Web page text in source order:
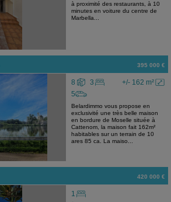
à proximité des restaurants, à 10
minutes en voiture du centre de
Marbella...
395 000 €
+/- 162 m²
8
3
5
Belardimmo vous propose en
exclusivité une très belle maison
en bordure de Moselle située à
Cattenom, la maison fait 162m²
habitables sur un terrain de 10
ares 85 ca. La maiso...
420 000 €
1